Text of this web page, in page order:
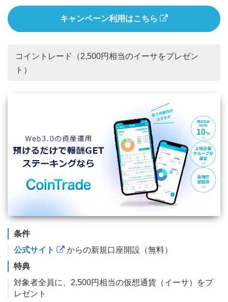
キャンペーン利用はこちら
コイントレード（2,500円相当のイーサをプレゼン
ト）
条件
公式サイト
からの新規口座開設（無料）
特典
対象者全員に、2,500円相当の仮想通貨（イーサ）をプ
レゼント